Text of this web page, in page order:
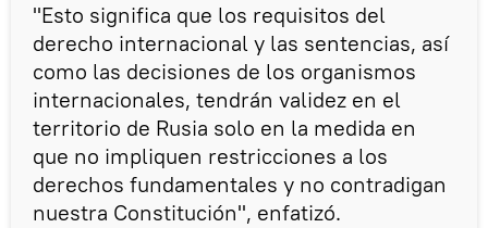
"Esto significa que los requisitos del
derecho internacional y las sentencias, así
como las decisiones de los organismos
internacionales, tendrán validez en el
territorio de Rusia solo en la medida en
que no impliquen restricciones a los
derechos fundamentales y no contradigan
nuestra Constitución", enfatizó.